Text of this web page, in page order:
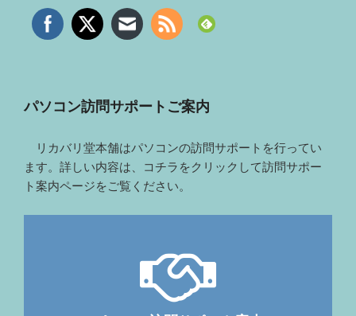
パソコン訪問サポートご案内
リカバリ堂本舗はパソコンの訪問サポートを行ってい
ます。詳しい内容は、コチラをクリックして訪問サポー
ト案内ページをご覧ください。